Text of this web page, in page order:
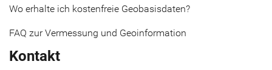
Wo erhalte ich kostenfreie Geobasisdaten?
FAQ zur Vermessung und Geoinformation
Kontakt